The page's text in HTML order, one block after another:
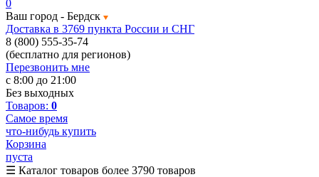
0
Ваш город - Бердск
Доставка в 3769 пункта России и СНГ
8 (800) 555-35-74
(бесплатно для регионов)
Перезвонить мне
с 8:00 до 21:00
Без выходных
Товаров: 0
Самое время
что-нибудь купить
Корзина
пуста
☰ Каталог товаров более 3790 товаров